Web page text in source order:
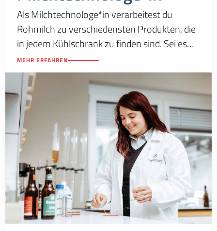
Als Milchtechnologe*in verarbeitest du
Rohmilch zu verschiedensten Produkten, die
in jedem Kühlschrank zu finden sind. Sei es
Milch, Joghurt, Topfen, Molke oder Käse – all
diese Produkte sind Ergebnisse deiner Arbeit.
MEHR ERFAHREN